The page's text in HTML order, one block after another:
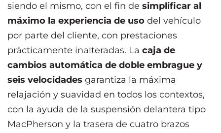
siendo el mismo, con el fin de simplificar al
máximo la experiencia de uso del vehículo
por parte del cliente, con prestaciones
prácticamente inalteradas. La caja de
cambios automática de doble embrague y
seis velocidades garantiza la máxima
relajación y suavidad en todos los contextos,
con la ayuda de la suspensión delantera tipo
MacPherson y la trasera de cuatro brazos